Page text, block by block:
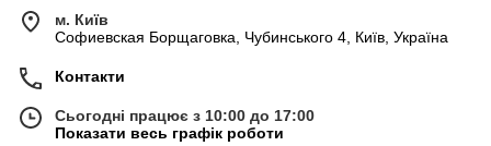
м. Київ
Софиевская Борщаговка, Чубинського 4, Київ, Україна
Контакти
Сьогодні працює з 10:00 до 17:00
Показати весь графік роботи